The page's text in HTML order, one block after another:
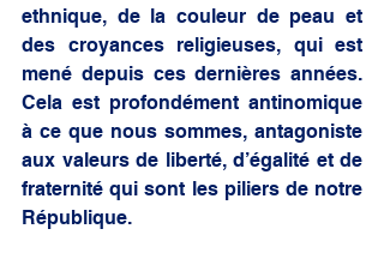
ethnique, de la couleur de peau et
des croyances religieuses, qui est
mené depuis ces dernières années.
Cela est profondément antinomique
à ce que nous sommes, antagoniste
aux valeurs de liberté, d’égalité et de
fraternité qui sont les piliers de notre
République.